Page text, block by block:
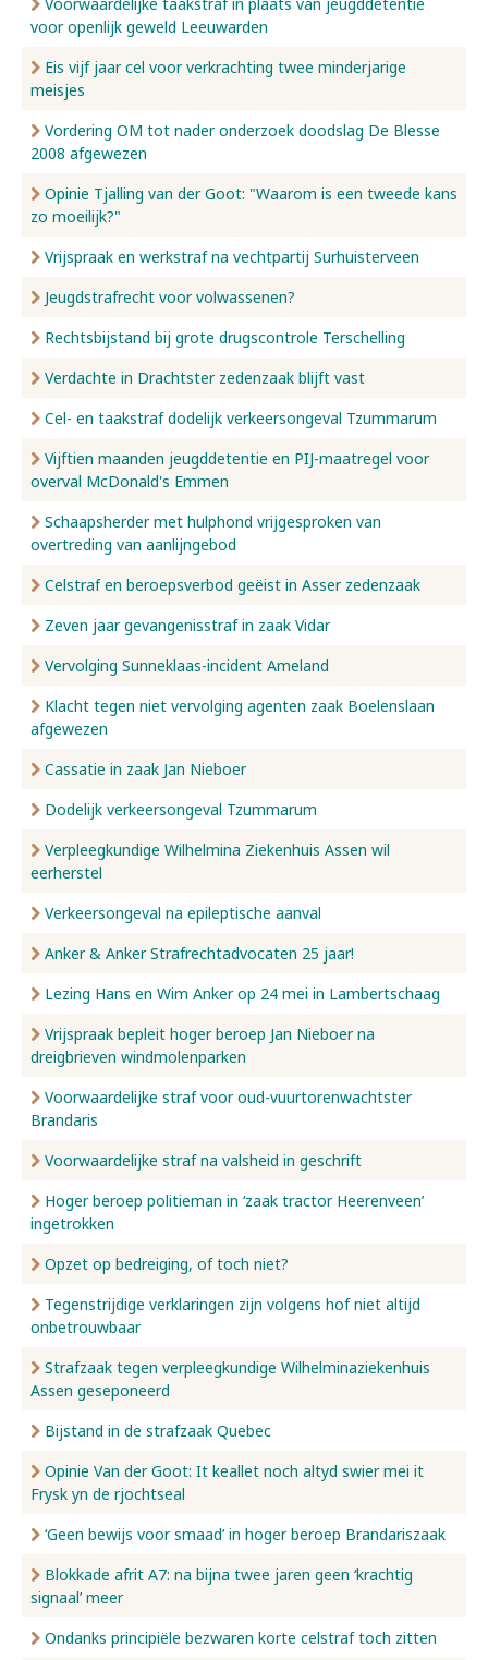
voor openlijk geweld Leeuwarden
Eis vijf jaar cel voor verkrachting twee minderjarige
meisjes
Vordering OM tot nader onderzoek doodslag De Blesse
2008 afgewezen
Opinie Tjalling van der Goot: "Waarom is een tweede kans
zo moeilijk?"
Vrijspraak en werkstraf na vechtpartij Surhuisterveen
Jeugdstrafrecht voor volwassenen?
Rechtsbijstand bij grote drugscontrole Terschelling
Verdachte in Drachtster zedenzaak blijft vast
Cel- en taakstraf dodelijk verkeersongeval Tzummarum
Vijftien maanden jeugddetentie en PIJ-maatregel voor
overval McDonald's Emmen
Schaapsherder met hulphond vrijgesproken van
overtreding van aanlijngebod
Celstraf en beroepsverbod geëist in Asser zedenzaak
Zeven jaar gevangenisstraf in zaak Vidar
Vervolging Sunneklaas-incident Ameland
Klacht tegen niet vervolging agenten zaak Boelenslaan
afgewezen
Cassatie in zaak Jan Nieboer
Dodelijk verkeersongeval Tzummarum
Verpleegkundige Wilhelmina Ziekenhuis Assen wil
eerherstel
Verkeersongeval na epileptische aanval
Anker & Anker Strafrechtadvocaten 25 jaar!
Lezing Hans en Wim Anker op 24 mei in Lambertschaag
Vrijspraak bepleit hoger beroep Jan Nieboer na
dreigbrieven windmolenparken
Voorwaardelijke straf voor oud-vuurtorenwachtster
Brandaris
Voorwaardelijke straf na valsheid in geschrift
Hoger beroep politieman in ‘zaak tractor Heerenveen’
ingetrokken
Opzet op bedreiging, of toch niet?
Tegenstrijdige verklaringen zijn volgens hof niet altijd
onbetrouwbaar
Strafzaak tegen verpleegkundige Wilhelminaziekenhuis
Assen geseponeerd
Bijstand in de strafzaak Quebec
Opinie Van der Goot: It keallet noch altyd swier mei it
Frysk yn de rjochtseal
‘Geen bewijs voor smaad’ in hoger beroep Brandariszaak
Blokkade afrit A7: na bijna twee jaren geen ‘krachtig
signaal’ meer
Ondanks principiële bezwaren korte celstraf toch zitten